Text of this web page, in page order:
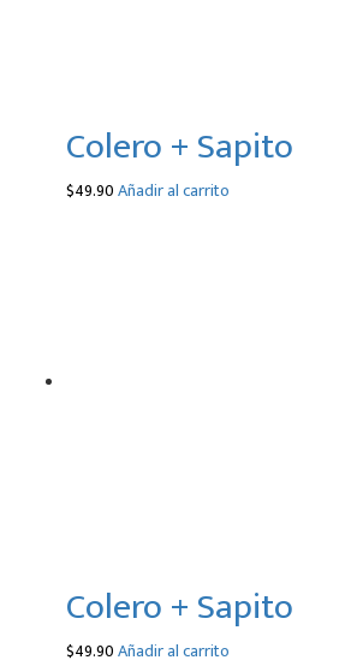
Colero + Sapito
$49.90Añadir al carrito
Colero + Sapito
$49.90Añadir al carrito